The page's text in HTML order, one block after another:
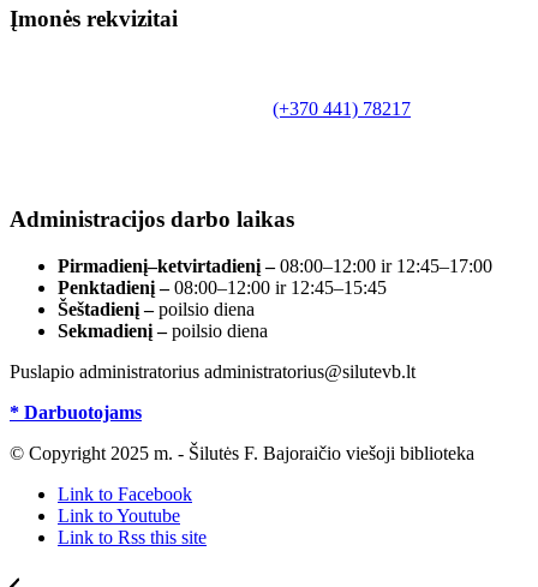
Įmonės rekvizitai
(+370 441) 78217
Administracijos darbo laikas
Pirmadienį–ketvirtadienį –08:00–12:00 ir 12:45–17:00
Penktadienį –08:00–12:00 ir 12:45–15:45
Šeštadienį –poilsio diena
Sekmadienį –poilsio diena
Puslapio administratorius administratorius@silutevb.lt
* Darbuotojams
© Copyright 2025 m. - Šilutės F. Bajoraičio viešoji biblioteka
Link to Facebook
Link to Youtube
Link to Rss this site